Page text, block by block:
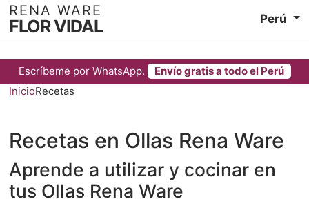
Escríbeme por WhatsApp. Envío gratis a todo el Perú
RENA WARE
FLOR VIDAL Perú
InicioRecetas
Recetas en Ollas Rena Ware
Aprende a utilizar y cocinar en
tus Ollas Rena Ware